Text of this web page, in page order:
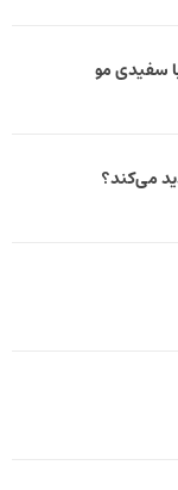
سفیدی مو
می‌کند؟